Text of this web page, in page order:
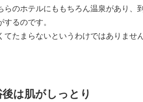
らのホテルにももちろん温泉があり、
するのです。
てたまらないというわけではありませ
後は肌がしっとり